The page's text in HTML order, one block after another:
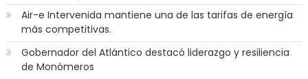
Air-e Intervenida mantiene una de las tarifas de energía
más competitivas.
Gobernador del Atlántico destacó liderazgo y resiliencia
de Monómeros